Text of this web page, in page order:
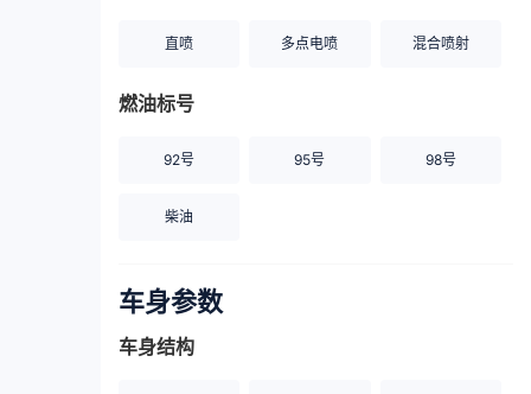
直喷 多点电喷 混合喷射
燃油标号
92号 95号 98号
柴油
车身参数
车身结构